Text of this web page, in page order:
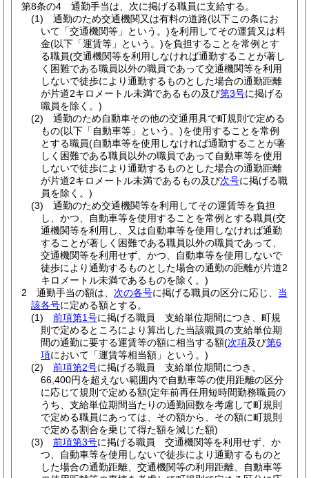
第8条の4
通勤手当は、次に掲げる職員に支給する。
(1)
通勤のため交通機関又は有料の道路(以下この条にお
いて「交通機関等」という。)を利用してその運賃又は料
金(以下「運賃等」という。)を負担することを常例とす
る職員(交通機関等を利用しなければ通勤することが著し
く困難である職員以外の職員であって交通機関等を利用
しないで徒歩により通勤するものとした場合の通勤距離
が片道2キロメートル未満であるもの及び第3号に掲げる
職員を除く。)
(2)
通勤のため自動車その他の交通用具で町規則で定める
もの(以下「自動車等」という。)を使用することを常例
とする職員(自動車等を使用しなければ通勤することが著
しく困難である職員以外の職員であって自動車等を使用
しないで徒歩により通勤するものとした場合の通勤距離
が片道2キロメートル未満であるもの及び次号に掲げる職
員を除く。)
(3)
通勤のため交通機関等を利用してその運賃等を負担
し、かつ、自動車等を使用することを常例とする職員(交
通機関等を利用し、又は自動車等を使用しなければ通勤
することが著しく困難である職員以外の職員であって、
交通機関等を利用せず、かつ、自動車等を使用しないで
徒歩により通勤するものとした場合の通勤の距離が片道2
キロメートル未満であるものを除く。)
2
通勤手当の額は、 次の各号に掲げる職員の区分に応じ、 当
該各号に定める額とする。
(1)
前項第1号に掲げる職員 支給単位期間につき、町規
則で定めるところにより算出した当該職員の支給単位期
間の通勤に要する運賃等の額に相当する額(次項及び第6
項において「運賃等相当額」という。)
(2)
前項第2号に掲げる職員 支給単位期間につき、
66,400円を超えない範囲内で自動車等の使用距離の区分
に応じて規則で定める額(定年前再任用短時間勤務職員の
うち、支給単位期間当たりの通勤回数を考慮して町規則
で定める職員にあっては、その額から、その額に町規則
で定める割合を乗じて得た額を減じた額)
(3)
前項第3号に掲げる職員 交通機関等を利用せず、か
つ、自動車等を使用しないで徒歩により通勤するものと
した場合の通勤距離、交通機関等の利用距離、自動車等